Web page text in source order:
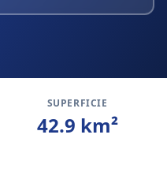
SUPERFICIE
42.9 km²